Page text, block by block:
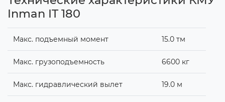
Inman IT 180
Макс. подъемный момент 15.0 тм
Макс. грузоподъемность 6600 кг
Макс. гидравлический вылет 19.0 м